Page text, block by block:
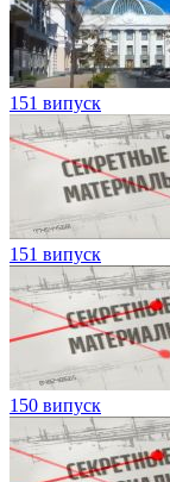
151 випуск
151 випуск
150 випуск